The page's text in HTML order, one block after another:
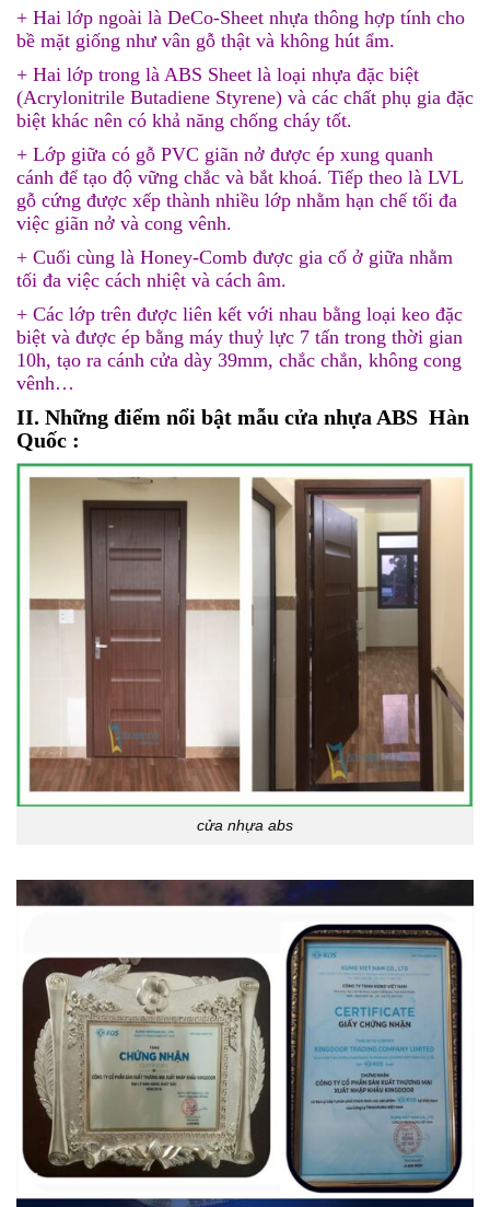
+ Hai lớp ngoài là DeCo-Sheet nhựa thông hợp tính cho
bề mặt giống như vân gỗ thật và không hút ẩm.
+ Hai lớp trong là ABS Sheet là loại nhựa đặc biệt
(Acrylonitrile Butadiene Styrene) và các chất phụ gia đặc
biệt khác nên có khả năng chống cháy tốt.
+ Lớp giữa có gỗ PVC giãn nở được ép xung quanh
cánh để tạo độ vững chắc và bắt khoá. Tiếp theo là LVL
gỗ cứng được xếp thành nhiều lớp nhằm hạn chế tối đa
việc giãn nở và cong vênh.
+ Cuối cùng là Honey-Comb được gia cố ở giữa nhằm
tối đa việc cách nhiệt và cách âm.
+ Các lớp trên được liên kết với nhau bằng loại keo đặc
biệt và được ép bằng máy thuỷ lực 7 tấn trong thời gian
10h, tạo ra cánh cửa dày 39mm, chắc chắn, không cong
vênh…
II. Những điểm nổi bật mẫu cửa nhựa ABS Hàn
Quốc :
cửa nhựa abs